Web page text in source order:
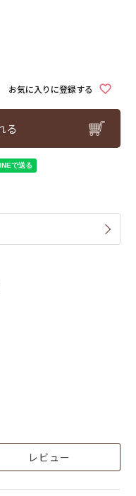
お気に入りに登録する
る
レビュー